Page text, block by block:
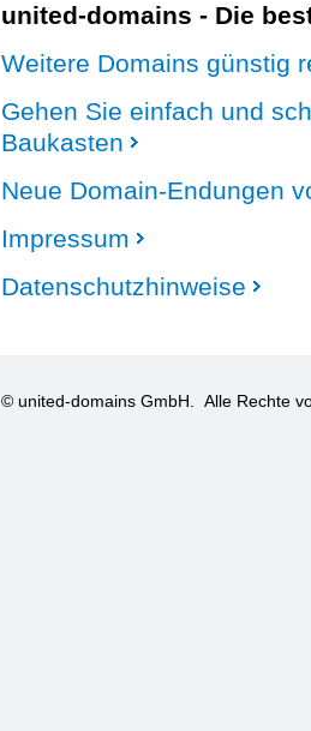
united-domains - Die
Weitere Domains günstig
Gehen Sie einfach und
Baukasten
Neue Domain-Endungen
Impressum
Datenschutzhinweise
© united-domains GmbH. Alle Rechte